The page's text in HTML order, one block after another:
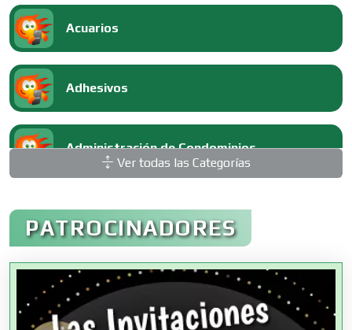
Acuarios
Adhesivos
Administración de Condominios
Administración de Empresas
Agencias Aduanales
Ver todas las Categorías
PATROCINADORES